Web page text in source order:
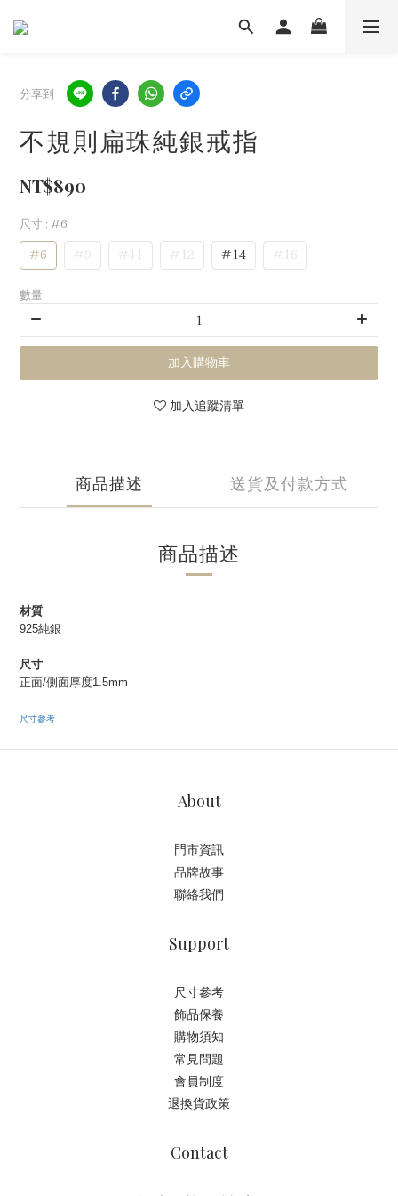
分享到
不規則扁珠純銀戒指
NT$890
尺寸: #6
#6 #9 #11 #12 #14 #16
數量
加入購物車
加入追蹤清單
商品描述 送貨及付款方式
商品描述
材質
925純銀
尺寸
正面/側面厚度1.5mm
尺寸參考
About
門市資訊
品牌故事
聯絡我們
Support
尺寸參考
飾品保養
購物須知
常見問題
會員制度
退換貨政策
Contact